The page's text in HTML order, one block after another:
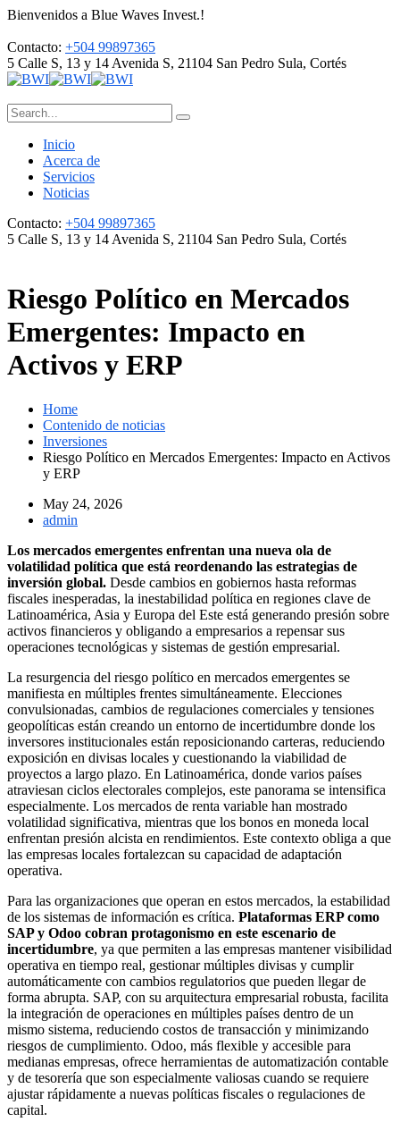
Bienvenidos a Blue Waves Invest.!
Contacto: +504 99897365
5 Calle S, 13 y 14 Avenida S, 21104 San Pedro Sula, Cortés
Inicio
Acerca de
Servicios
Noticias
Contacto: +504 99897365
5 Calle S, 13 y 14 Avenida S, 21104 San Pedro Sula, Cortés
Riesgo Político en Mercados
Emergentes: Impacto en
Activos y ERP
Home
Contenido de noticias
Inversiones
Riesgo Político en Mercados Emergentes: Impacto en Activos
y ERP
May 24, 2026
admin
Los mercados emergentes enfrentan una nueva ola de
volatilidad política que está reordenando las estrategias de
inversión global. Desde cambios en gobiernos hasta reformas
fiscales inesperadas, la inestabilidad política en regiones clave de
Latinoamérica, Asia y Europa del Este está generando presión sobre
activos financieros y obligando a empresarios a repensar sus
operaciones tecnológicas y sistemas de gestión empresarial.
La resurgencia del riesgo político en mercados emergentes se
manifiesta en múltiples frentes simultáneamente. Elecciones
convulsionadas, cambios de regulaciones comerciales y tensiones
geopolíticas están creando un entorno de incertidumbre donde los
inversores institucionales están reposicionando carteras, reduciendo
exposición en divisas locales y cuestionando la viabilidad de
proyectos a largo plazo. En Latinoamérica, donde varios países
atraviesan ciclos electorales complejos, este panorama se intensifica
especialmente. Los mercados de renta variable han mostrado
volatilidad significativa, mientras que los bonos en moneda local
enfrentan presión alcista en rendimientos. Este contexto obliga a que
las empresas locales fortalezcan su capacidad de adaptación
operativa.
Para las organizaciones que operan en estos mercados, la estabilidad
de los sistemas de información es crítica. Plataformas ERP como
SAP y Odoo cobran protagonismo en este escenario de
incertidumbre, ya que permiten a las empresas mantener visibilidad
operativa en tiempo real, gestionar múltiples divisas y cumplir
automáticamente con cambios regulatorios que pueden llegar de
forma abrupta. SAP, con su arquitectura empresarial robusta, facilita
la integración de operaciones en múltiples países dentro de un
mismo sistema, reduciendo costos de transacción y minimizando
riesgos de cumplimiento. Odoo, más flexible y accesible para
medianas empresas, ofrece herramientas de automatización contable
y de tesorería que son especialmente valiosas cuando se requiere
ajustar rápidamente a nuevas políticas fiscales o regulaciones de
capital.